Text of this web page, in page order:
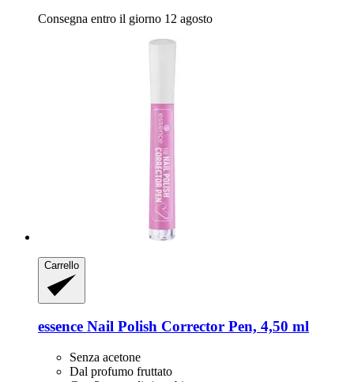
Consegna entro il giorno 12 agosto
Carrello
essence Nail Polish Corrector Pen, 4,50 ml
Senza acetone
Dal profumo fruttato